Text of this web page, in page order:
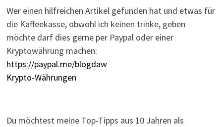
Wer einen hilfreichen Artikel gefunden hat und etwas für
die Kaffeekasse, obwohl ich keinen trinke, geben
möchte darf dies gerne per Paypal oder einer
Kryptowährung machen:
https://paypal.me/blogdaw
Krypto-Währungen
Du möchtest meine Top-Tipps aus 10 Jahren als